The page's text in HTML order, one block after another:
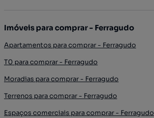
Imóveis para comprar - Ferragudo
Apartamentos para comprar - Ferragudo
T0 para comprar - Ferragudo
Moradias para comprar - Ferragudo
Terrenos para comprar - Ferragudo
Espaços comerciais para comprar - Ferragudo